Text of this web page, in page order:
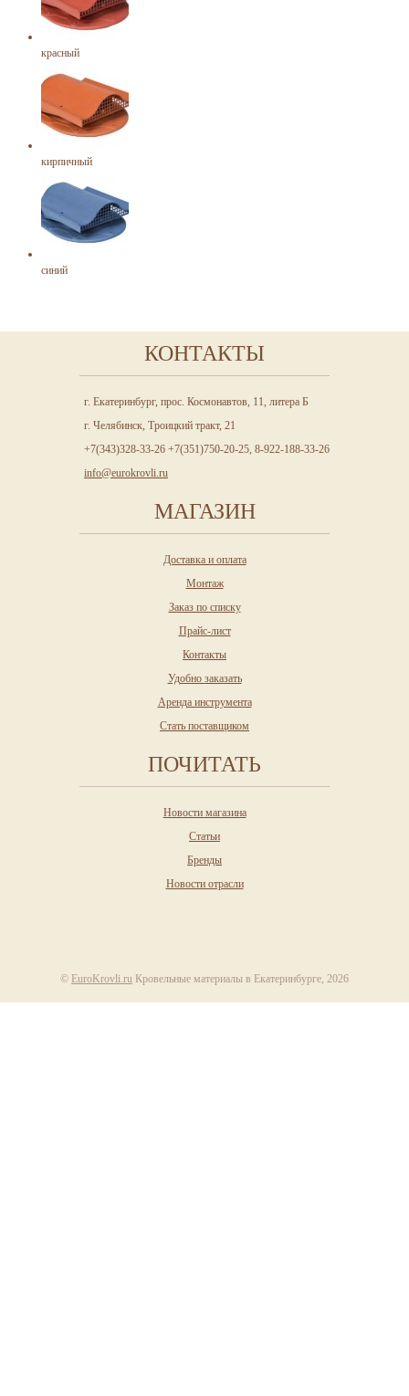
красный
кирпичный
синий
КОНТАКТЫ
г. Екатеринбург, прос. Космонавтов, 11, литера Б
г. Челябинск, Троицкий тракт, 21
+7(343)328-33-26 +7(351)750-20-25, 8-922-188-33-26
info@eurokrovli.ru
МАГАЗИН
Доставка и оплата
Монтаж
Заказ по списку
Прайс-лист
Контакты
Удобно заказать
Аренда инструмента
Стать поставщиком
ПОЧИТАТЬ
Новости магазина
Статьи
Бренды
Новости отрасли
© EuroKrovli.ru Кровельные материалы в Екатеринбурге, 2026